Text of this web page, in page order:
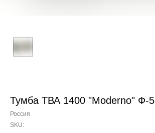
Тумба ТВА 1400 "Moderno" Ф-5
Россия
SKU: